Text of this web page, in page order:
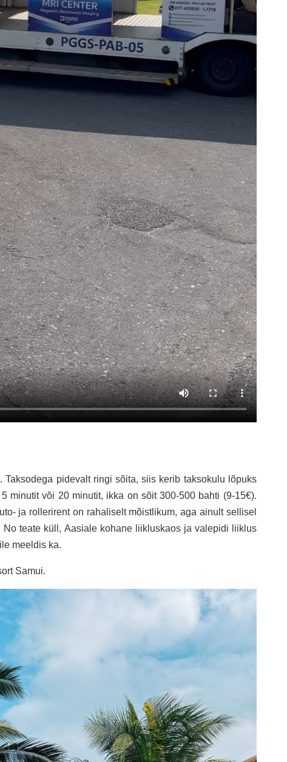
Taksodega pidevalt ringi sõita, siis kerib taksokulu lõpuks
minutit või 20 minutit, ikka on sõit 300-500 bahti (9-15€).
ja rollerirent on rahaliselt mõistlikum, aga ainult sellisel
teate küll, Aasiale kohane liikluskaos ja valepidi liiklus
meeldis ka.
Samui.